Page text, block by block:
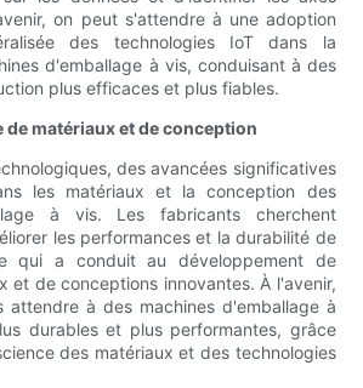
on peut s'attendre à une adoption
des technologies IoT dans la
d'emballage à vis, conduisant à des
plus efficaces et plus fiables.
de matériaux et de conception
des avancées significatives
les matériaux et la conception des
à vis. Les fabricants cherchent
les performances et la durabilité de
qui a conduit au développement de
et de conceptions innovantes. À l'avenir,
attendre à des machines d'emballage à
durables et plus performantes, grâce
des matériaux et des technologies